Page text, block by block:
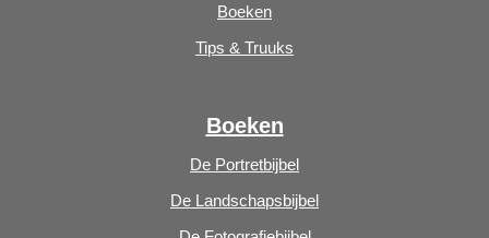
Boeken
Tips & Truuks
Boeken
De Portretbijbel
De Landschapsbijbel